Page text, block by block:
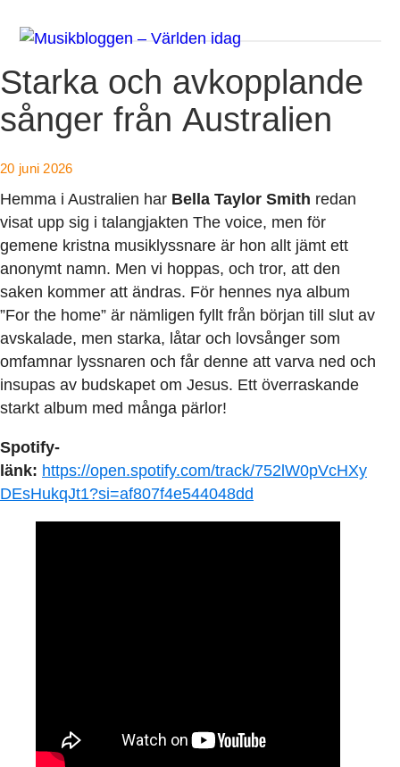
Starka och avkopplande
sånger från Australien
20 juni 2026
Hemma i Australien har Bella Taylor Smith redan
visat upp sig i talangjakten The voice, men för
gemene kristna musiklyssnare är hon allt jämt ett
anonymt namn. Men vi hoppas, och tror, att den
saken kommer att ändras. För hennes nya album
”For the home” är nämligen fyllt från början till slut av
avskalade, men starka, låtar och lovsånger som
omfamnar lyssnaren och får denne att varva ned och
insupas av budskapet om Jesus. Ett överraskande
starkt album med många pärlor!
Spotify-
länk: https://open.spotify.com/track/752lW0pVcHXy
DEsHukqJt1?si=af807f4e544048dd